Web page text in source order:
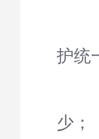
护统
少；